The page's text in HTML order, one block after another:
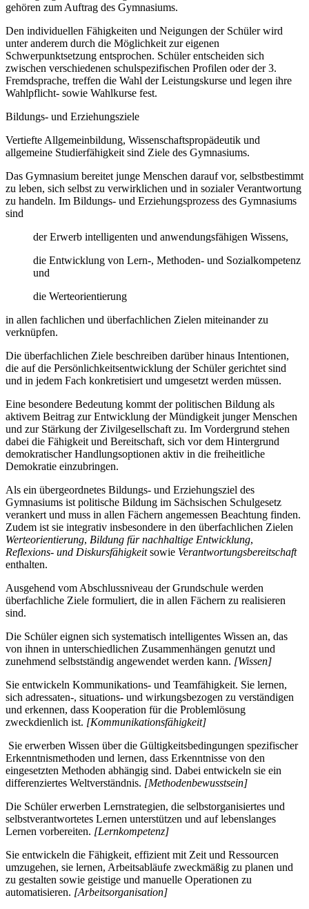
gehören zum Auftrag des Gymnasiums.
Den individuellen Fähigkeiten und Neigungen der Schüler wird
unter anderem durch die Möglichkeit zur eigenen
Schwerpunktsetzung entsprochen. Schüler entscheiden sich
zwischen verschiedenen schulspezifischen Profilen oder der 3.
Fremdsprache, treffen die Wahl der Leistungskurse und legen ihre
Wahlpflicht- sowie Wahlkurse fest.
Bildungs- und Erziehungsziele
Vertiefte Allgemeinbildung, Wissenschaftspropädeutik und
allgemeine Studierfähigkeit sind Ziele des Gymnasiums.
Das Gymnasium bereitet junge Menschen darauf vor, selbstbestimmt
zu leben, sich selbst zu verwirklichen und in sozialer Verantwortung
zu handeln. Im Bildungs- und Erziehungsprozess des Gymnasiums
sind
der Erwerb intelligenten und anwendungsfähigen Wissens,
die Entwicklung von Lern-, Methoden- und Sozialkompetenz
und
die Werteorientierung
in allen fachlichen und überfachlichen Zielen miteinander zu
verknüpfen.
Die überfachlichen Ziele beschreiben darüber hinaus Intentionen,
die auf die Persönlichkeitsentwicklung der Schüler gerichtet sind
und in jedem Fach konkretisiert und umgesetzt werden müssen.
Eine besondere Bedeutung kommt der politischen Bildung als
aktivem Beitrag zur Entwicklung der Mündigkeit junger Menschen
und zur Stärkung der Zivilgesellschaft zu. Im Vordergrund stehen
dabei die Fähigkeit und Bereitschaft, sich vor dem Hintergrund
demokratischer Handlungsoptionen aktiv in die freiheitliche
Demokratie einzubringen.
Als ein übergeordnetes Bildungs- und Erziehungsziel des
Gymnasiums ist politische Bildung im Sächsischen Schulgesetz
verankert und muss in allen Fächern angemessen Beachtung finden.
Zudem ist sie integrativ insbesondere in den überfachlichen Zielen
Werteorientierung, Bildung für nachhaltige Entwicklung,
Reflexions- und Diskursfähigkeitsowie Verantwortungsbereitschaft
enthalten.
Ausgehend vom Abschlussniveau der Grundschule werden
überfachliche Ziele formuliert, die in allen Fächern zu realisieren
sind.
Die Schüler eignen sich systematisch intelligentes Wissen an, das
von ihnen in unterschiedlichen Zusammenhängen genutzt und
zunehmend selbstständig angewendet werden kann. [Wissen]
Sie entwickeln Kommunikations- und Teamfähigkeit. Sie lernen,
sich adressaten-, situations- und wirkungsbezogen zu verständigen
und erkennen, dass Kooperation für die Problemlösung
zweckdienlich ist. [Kommunikationsfähigkeit]
Sie erwerben Wissen über die Gültigkeitsbedingungen spezifischer
Erkenntnismethoden und lernen, dass Erkenntnisse von den
eingesetzten Methoden abhängig sind. Dabei entwickeln sie ein
differenziertes Weltverständnis. [Methodenbewusstsein]
Die Schüler erwerben Lernstrategien, die selbstorganisiertes und
selbstverantwortetes Lernen unterstützen und auf lebenslanges
Lernen vorbereiten. [Lernkompetenz]
Sie entwickeln die Fähigkeit, effizient mit Zeit und Ressourcen
umzugehen, sie lernen, Arbeitsabläufe zweckmäßig zu planen und
zu gestalten sowie geistige und manuelle Operationen zu
automatisieren. [Arbeitsorganisation]